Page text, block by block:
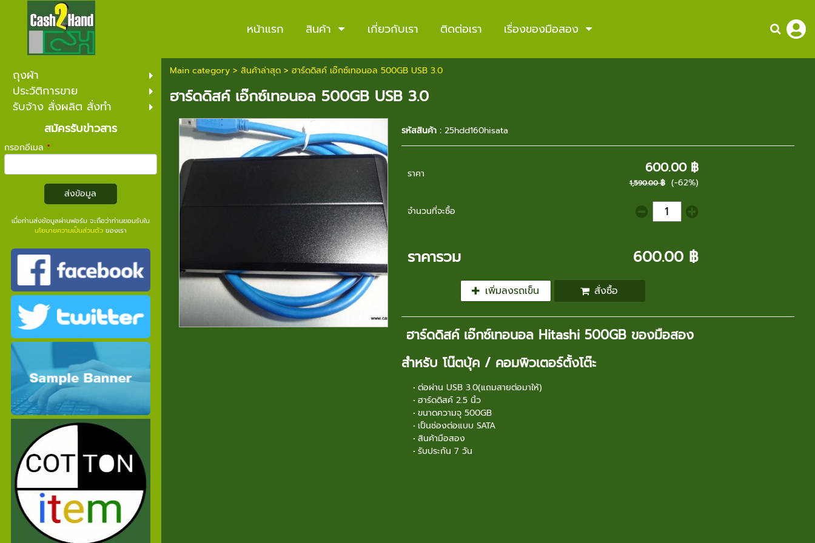
หน้าแรก สินค้า เกี่ยวกับเรา ติดต่อเรา เรื่องของมือสอง
ถุงผ้า
ประวัติการขาย
รับจ้าง สั่งผลิต สั่งทำ
สมัครรับข่าวสาร
กรอกอีเมล *
ส่งข้อมูล
เมื่อท่านส่งข้อมูลผ่านฟอร์ม จะถือว่าท่านยอมรับใน
นโยบายความเป็นส่วนตัวของเรา
Main category> สินค้าล่าสุด> ฮาร์ดดิสค์ เอ๊กซ์เทอนอล 500GB USB 3.0
ฮาร์ดดิสค์ เอ๊กซ์เทอนอล 500GB USB 3.0
รหัสสินค้า : 25hdd160hisata
ราคา 600.00 ฿
1,590.00 ฿ (-62%)
จำนวนที่จะซื้อ
ราคารวม 600.00 ฿
เพิ่มลงรถเข็น สั่งซื้อ
ฮาร์ดดิสค์ เอ๊กซ์เทอนอล Hitashi 500GB ของมือสอง
สำหรับ โน๊ตบุ้ค / คอมพิวเตอร์ตั้งโต๊ะ
ต่อผ่าน USB 3.0(แถมสายต่อมาให้)
ฮาร์ดดิสค์ 2.5 นิ้ว
ขนาดความจุ 500GB
เป็นช่องต่อแบบ SATA
สินค้ามือสอง
รับประกัน 7 วัน